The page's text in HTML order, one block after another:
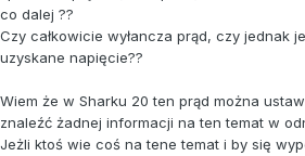
co dalej ??
Czy całkowicie wyłancza prąd, czy jednak
uzyskane napięcie??
Wiem że w Sharku 20 ten prąd można
znaleźć żadnej informacji na ten temat w
Jeżli ktoś wie coś na tene temat i by się